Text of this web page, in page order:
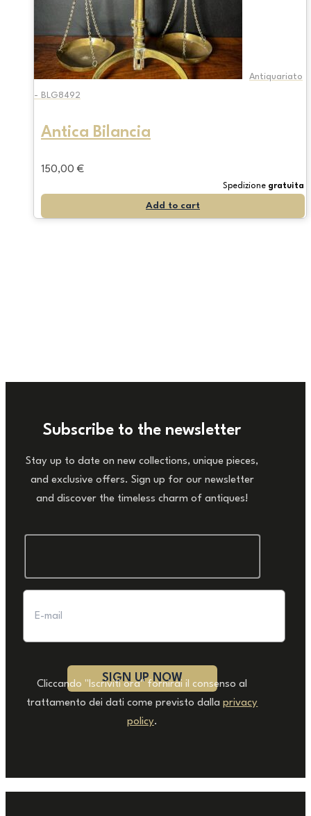
Antiquariato
- BLG8492
Antica Bilancia
150,00 €
Spedizione gratuita
Add to cart
Subscribe to the newsletter
Stay up to date on new collections, unique pieces,
and exclusive offers. Sign up for our newsletter
and discover the timeless charm of antiques!
Cliccando "Iscriviti ora" fornirai il consenso al
trattamento dei dati come previsto dallaprivacy
policy.